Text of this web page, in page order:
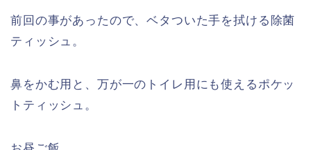
前回の事があったので、ベタついた手を拭ける除菌
ティッシュ。
鼻をかむ用と、万が一のトイレ用にも使えるポケッ
トティッシュ。